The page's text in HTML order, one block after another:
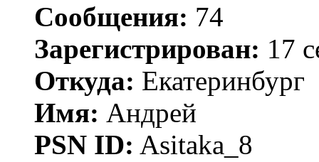
Сообщения: 74
Зарегистрирован: 17
Откуда: Екатеринбург
Имя: Андрей
PSN ID: Asitaka_8